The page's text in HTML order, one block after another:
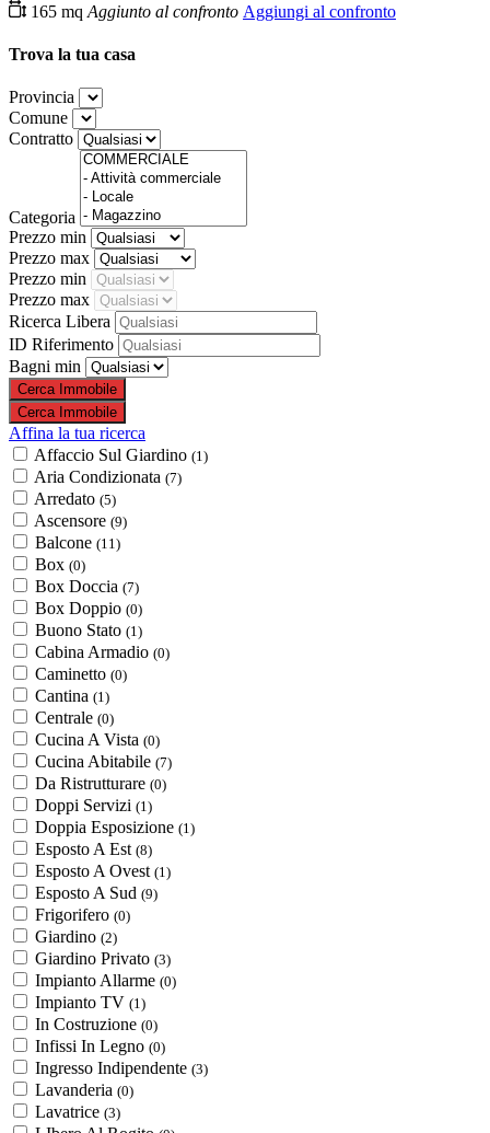
165 mq Aggiunto al confronto Aggiungi al confronto
Trova la tua casa
Provincia
Comune
Contratto
Categoria
Prezzo min
Prezzo max
Prezzo min
Prezzo max
Ricerca Libera
ID Riferimento
Bagni min
Affina la tua ricerca
Affaccio Sul Giardino (1)
Aria Condizionata (7)
Arredato (5)
Ascensore (9)
Balcone (11)
Box (0)
Box Doccia (7)
Box Doppio (0)
Buono Stato (1)
Cabina Armadio (0)
Caminetto (0)
Cantina (1)
Centrale (0)
Cucina A Vista (0)
Cucina Abitabile (7)
Da Ristrutturare (0)
Doppi Servizi (1)
Doppia Esposizione (1)
Esposto A Est (8)
Esposto A Ovest (1)
Esposto A Sud (9)
Frigorifero (0)
Giardino (2)
Giardino Privato (3)
Impianto Allarme (0)
Impianto TV (1)
In Costruzione (0)
Infissi In Legno (0)
Ingresso Indipendente (3)
Lavanderia (0)
Lavatrice (3)